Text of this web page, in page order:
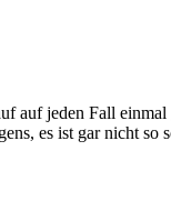
auf jeden Fall
es ist gar nicht so